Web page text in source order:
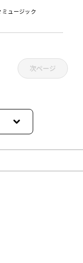
ュージック
次ページ